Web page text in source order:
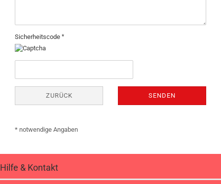
Sicherheitscode
ZURÜCK SENDEN
* notwendige Angaben
Hilfe & Kontakt